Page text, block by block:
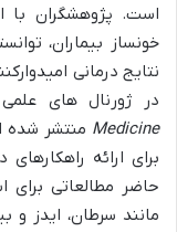
است. پژوهشگران با
خونساز بیماران،
نتایج درمانی
در ژورنال های
Medicine منتشر شده
برای ارائه
مانند سرطان، ایدز و